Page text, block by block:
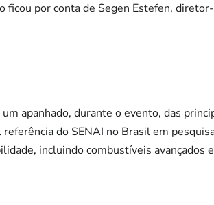
ficou por conta de Segen Estefen,
apanhado, durante o evento, das
referência do SENAI no Brasil em
incluindo combustíveis avançados